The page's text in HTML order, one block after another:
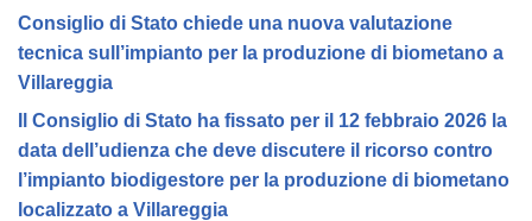
Consiglio di Stato chiede una nuova valutazione
tecnica sull’impianto per la produzione di biometano a
Villareggia
Il Consiglio di Stato ha fissato per il 12 febbraio 2026 la
data dell’udienza che deve discutere il ricorso contro
l’impianto biodigestore per la produzione di biometano
localizzato a Villareggia